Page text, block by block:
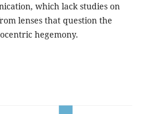
which lack studies on
lenses that question the
hegemony.